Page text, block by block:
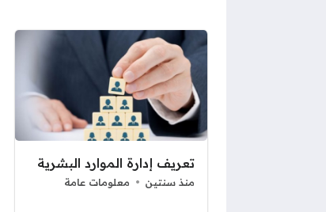
تعريف إدارة الموارد البشرية
منذ سنتين معلومات عامة